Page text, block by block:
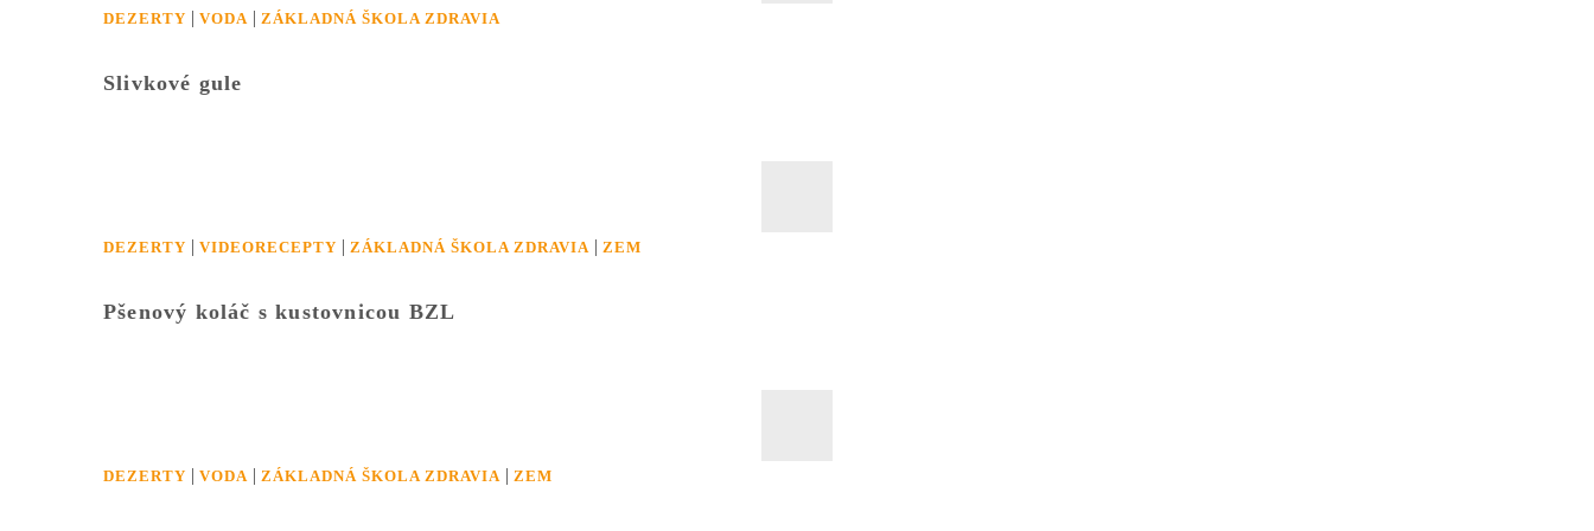
DEZERTY | VODA | ZÁKLADNÁ ŠKOLA ZDRAVIA
Slivkové gule
DEZERTY | VIDEORECEPTY | ZÁKLADNÁ ŠKOLA ZDRAVIA | ZEM
Pšenový koláč s kustovnicou BZL
DEZERTY VODA ZÁKLADNÁ ŠKOLA ZDRAVIA ZEM